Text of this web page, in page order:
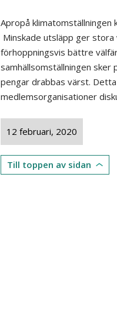
Apropå klimatomställningen
Minskade utsläpp ger
förhoppningsvis bättre
samhällsomställningen
pengar drabbas värst.
medlemsorganisationer
12 februari, 2020
Till toppen av sidan